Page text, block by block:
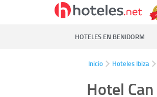
HOTELES EN BENIDORM
Inicio Hoteles Ibiza
Hotel